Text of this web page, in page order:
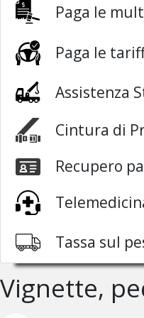
Paga le
Paga le
Assistenza
Cintura di
Recupero
Tassa sul
Vignette,